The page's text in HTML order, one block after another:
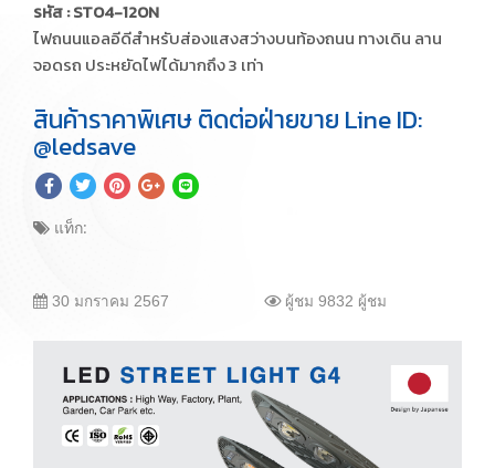
รหัส : ST04-120N
ไฟถนนแอลอีดีสำหรับส่องแสงสว่างบนท้องถนน ทางเดิน ลาน
จอดรถ ประหยัดไฟได้มากถึง 3 เท่า
สินค้าราคาพิเศษ ติดต่อฝ่ายขาย Line ID:
@ledsave
แท็ก:
30 มกราคม 2567 ผู้ชม 9832 ผู้ชม